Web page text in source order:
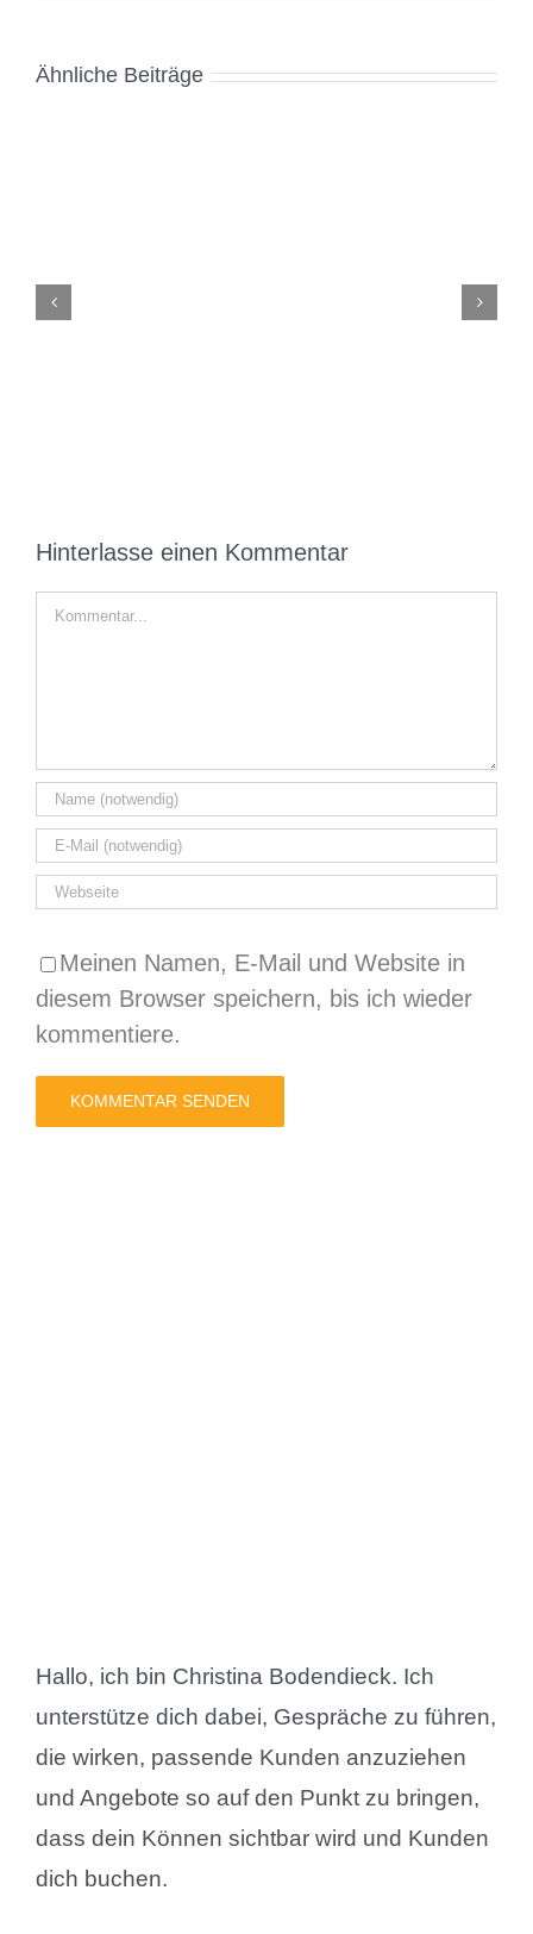
Ähnliche Beiträge
Dein eigenes Angebot siehst du nie von
Hinterlasse einen Kommentar
Kommentar
Meinen Namen, E-Mail und Website in
diesem Browser speichern, bis ich wieder
kommentiere.
Hallo, ich bin Christina Bodendieck. Ich
unterstütze dich dabei, Gespräche zu führen,
die wirken, passende Kunden anzuziehen
und Angebote so auf den Punkt zu bringen,
dass dein Können sichtbar wird und Kunden
dich buchen.